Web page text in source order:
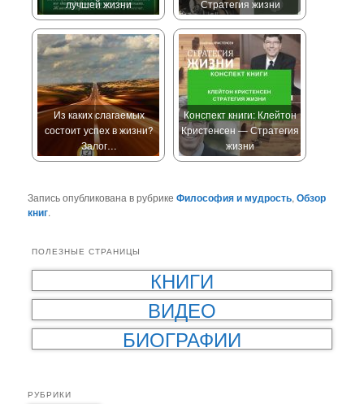
лучшей жизни
Стратегия жизни
Из каких слагаемых
состоит успех в жизни?
Залог…
Конспект книги: Клейтон
Кристенсен — Стратегия
жизни
Запись опубликована в рубрикеФилософия и мудрость,Обзор
книг.
ПОЛЕЗНЫЕ СТРАНИЦЫ
КНИГИ
ВИДЕО
БИОГРАФИИ
РУБРИКИ